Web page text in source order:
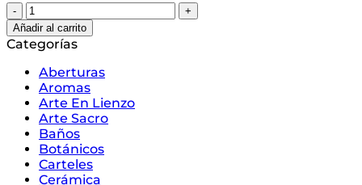
Taza
Cocó
Chocolat
cantidad
Añadir al carrito
Categorías
Aberturas
Aromas
Arte En Lienzo
Arte Sacro
Baños
Botánicos
Carteles
Cerámica